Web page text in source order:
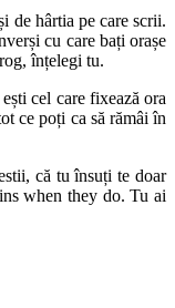
de hârtia pe care scrii.
cu care bați orașe
înțelegi tu.
cel care fixează ora
ce poți ca să rămâi în
că tu însuți te doar
when they do. Tu ai